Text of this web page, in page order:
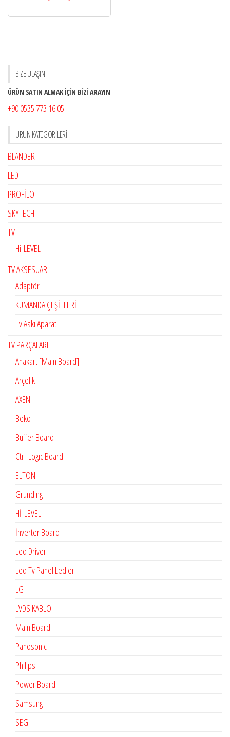
BİZE ULAŞIN
ÜRÜN SATIN ALMAK İÇİN BİZİ ARAYIN
+90 0535 773 16 05
ÜRÜN KATEGORILERI
BLANDER
LED
PROFİLO
SKYTECH
TV
Hi-LEVEL
TV AKSESUARI
Adaptör
KUMANDA ÇEŞİTLERİ
Tv Askı Aparatı
TV PARÇALARI
Anakart [Main Board]
Arçelik
AXEN
Beko
Buffer Board
Ctrl-Logıc Board
ELTON
Grunding
Hİ-LEVEL
İnverter Board
Led Driver
Led Tv Panel Ledleri
LG
LVDS KABLO
Main Board
Panosonic
Philips
Power Board
Samsung
SEG